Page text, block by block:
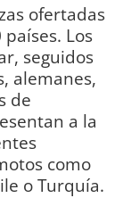
ofertadas
Los
seguidos
alemanes,
de
a la
como
o Turquía.